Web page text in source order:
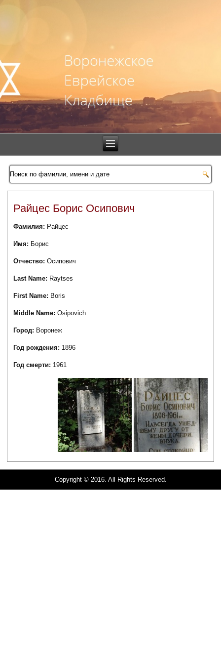
Райцес Борис Осипович
Фамилия: Райцес
Имя: Борис
Отчество:Осипович
Last Name: Raytses
First Name: Boris
Middle Name:Osipovich
Город: Воронеж
Год рождения: 1896
Год смерти: 1961
Copyright © 2016. All Rights Reserved.